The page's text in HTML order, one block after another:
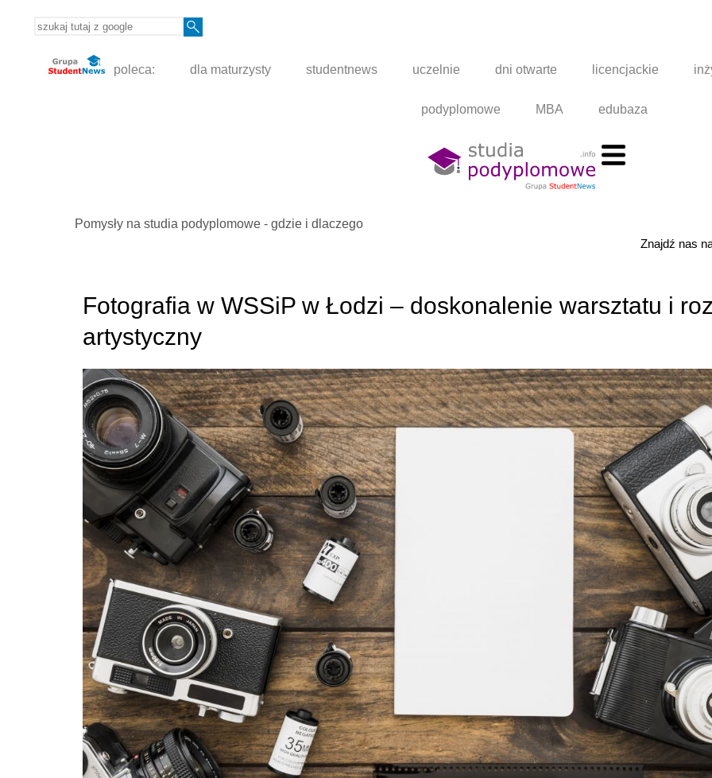
poleca: dla maturzysty studentnews uczelnie dni otwarte licencjackie
podyplomowe MBA edubaza
Pomysły na studia podyplomowe - gdzie i dlaczego
Znajdź nas
Fotografia w WSSiP w Łodzi – doskonalenie warsztatu i
artystyczny